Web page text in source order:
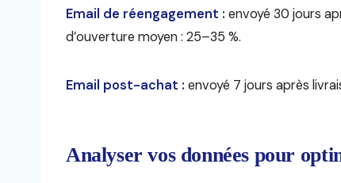
Email de réengagement : envoyé 30 jours
d’ouverture moyen : 25–35 %.
Email post-achat : envoyé 7 jours après
Analyser vos données pour